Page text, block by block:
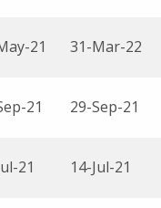
21 31-Mar-22
21 29-Sep-21
21 14-Jul-21